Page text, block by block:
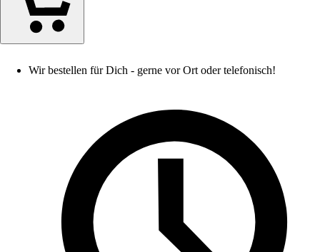
Wir bestellen für Dich - gerne vor Ort oder telefonisch!